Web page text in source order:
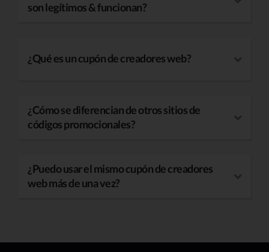
son legítimos & funcionan?
¿Qué es un cupón de creadores web?
¿Cómo se diferencian de otros sitios de
códigos promocionales?
¿Puedo usar el mismo cupón de creadores
web más de una vez?